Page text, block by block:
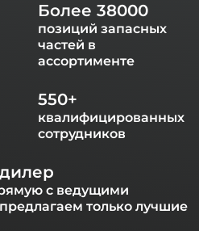
Более 38000
позиций запасных
частей в
ассортименте
550+
квалифицированных
сотрудников
с ведущими
только лучшие